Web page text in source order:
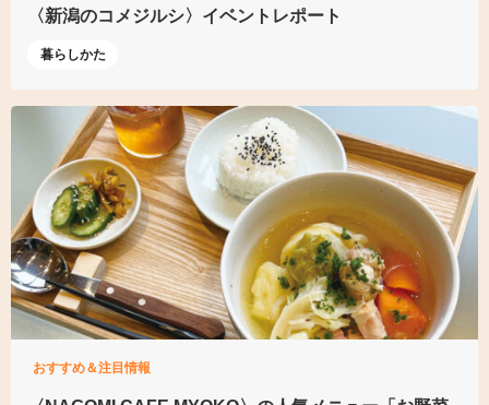
〈新潟のコメジルシ〉イベントレポート
暮らしかた
おすすめ＆注目情報